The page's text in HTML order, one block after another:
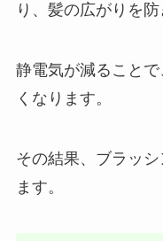
り、髪の広がりを防
静電気が減ること
くなります。
その結果、ブラッ
ます。